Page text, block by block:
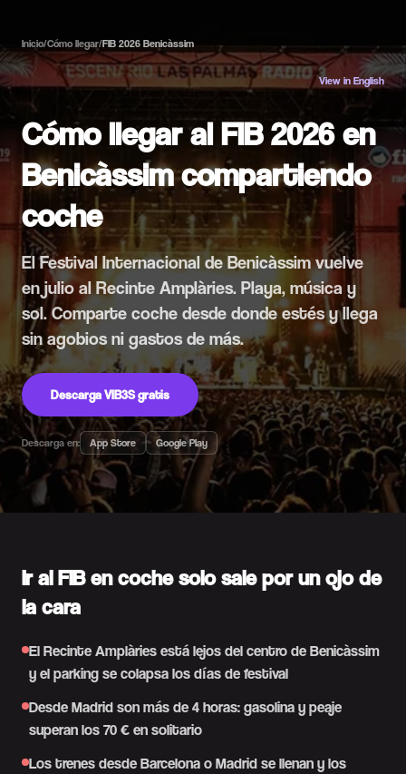
Inicio/Cómo llegar/FIB 2026 Benicàssim
View in English
Cómo llegar al FIB 2026 en
Benicàssim compartiendo
coche
El Festival Internacional de Benicàssim vuelve
en julio al Recinte Amplàries. Playa, música y
sol. Comparte coche desde donde estés y llega
sin agobios ni gastos de más.
Descarga VIB3S gratis
Descarga en: App Store Google Play
Ir al FIB en coche solo sale por un ojo de
la cara
El Recinte Amplàries está lejos del centro de Benicàssim
y el parking se colapsa los días de festival
Desde Madrid son más de 4 horas: gasolina y peaje
superan los 70 € en solitario
Los trenes desde Barcelona o Madrid se llenan y los